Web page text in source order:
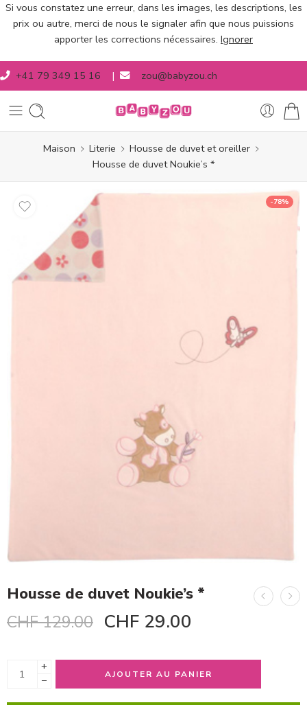
Si vous constatez une erreur, dans les images, les descriptions, les
prix ou autre, merci de nous le signaler afin que nous puissions
apporter les corrections nécessaires. Ignorer
+41 79 349 15 16 | zou@babyzou.ch
Maison Literie
Housse de duvet et oreiller
Housse de duvet Noukie’s *
-78%
Housse de duvet Noukie’s *
CHF129.00 CHF 29.00
+
−
AJOUTER AU PANIER